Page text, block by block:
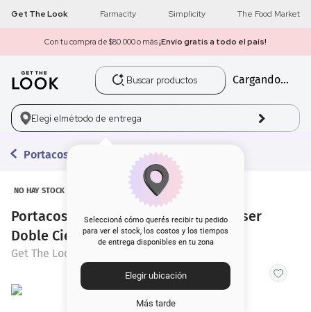
Get The Look Farmacity Simplicity The Food Market
Con tu compra de $80.000 o más¡Envío gratis a todo el país!
Buscar productos
Cargando...
Elegí elmétodo de entrega
Seleccioná cómo querés recibir tu pedido
para ver el stock, los costos y los tiempos
de entrega disponibles en tu zona
Elegir ubicación
Más tarde
Portacosméticos y Organizadores
NO HAY STOCK
Portacosméticos Get The Look Neceser
Doble Cierre Negro
Get The Look
1 get the look
2 máscara pestañas
3.
5. corrector
rubor